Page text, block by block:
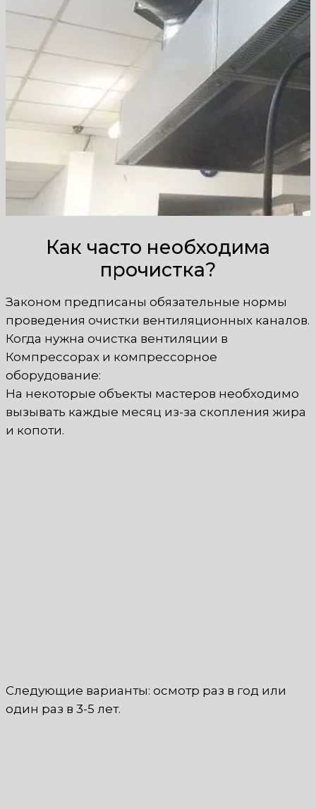
Как часто необходима
прочистка?
Законом предписаны обязательные нормы
проведения очистки вентиляционных каналов.
Когда нужна очистка вентиляции в
Компрессорах и компрессорное
оборудование:
На некоторые объекты мастеров необходимо
вызывать каждые месяц из-за скопления жира
и копоти.
Следующие варианты: осмотр раз в год или
один раз в 3-5 лет.